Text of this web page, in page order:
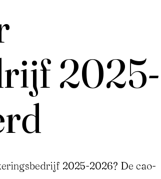
2025-
2025-2026? De cao-